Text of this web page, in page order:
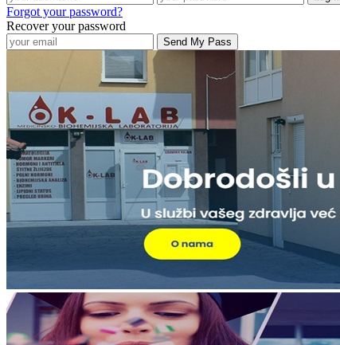
Forgot your password?
Recover your password